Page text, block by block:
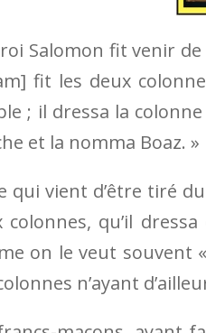
Salomon fit venir
fit les deux
; il dressa la
et la nomma Boaz. »
qui vient d’être tiré
colonnes, qu’il
on le veut souvent
n’ayant